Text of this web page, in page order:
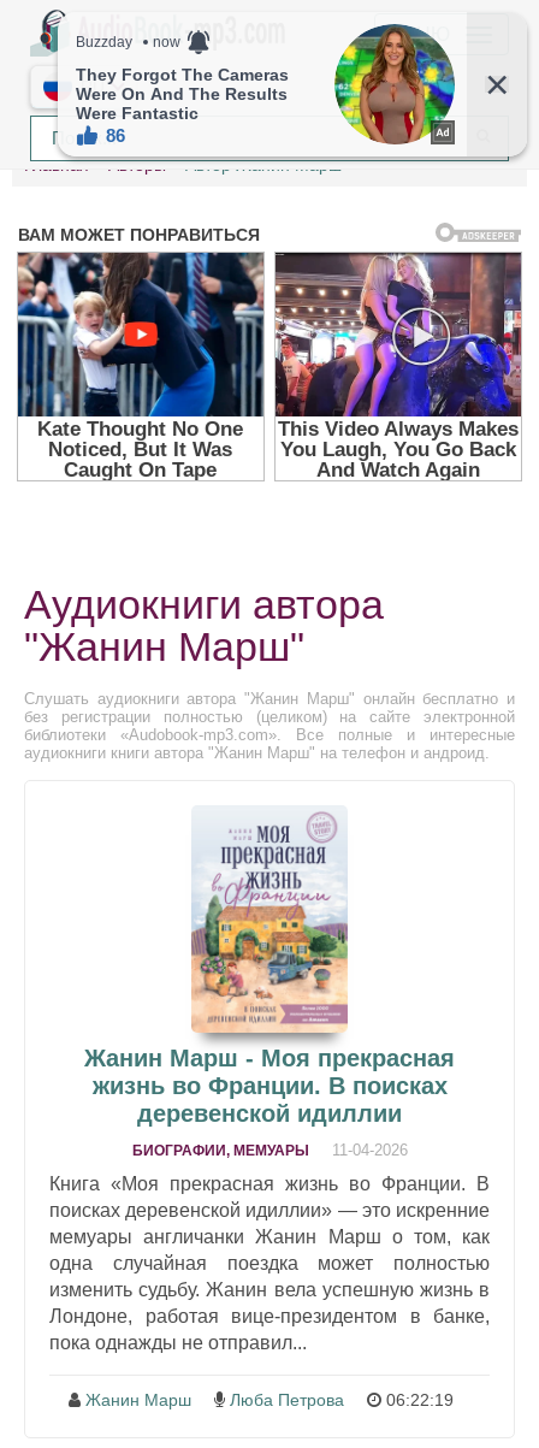
МЕНЮ
RU
Главная Авторы Автор Жанин Марш
Аудиокниги автора
"Жанин Марш"
Слушать аудиокниги автора "Жанин Марш" онлайн бесплатно и
без регистрации полностью (целиком) на сайте электронной
библиотеки «Audobook-mp3.com». Все полные и интересные
аудиокниги книги автора "Жанин Марш" на телефон и андроид.
Жанин Марш - Моя прекрасная
жизнь во Франции. В поисках
деревенской идиллии
БИОГРАФИИ, МЕМУАРЫ 11-04-2026
Книга «Моя прекрасная жизнь во Франции. В
поисках деревенской идиллии» — это искренние
мемуары англичанки Жанин Марш о том, как
одна случайная поездка может полностью
изменить судьбу. Жанин вела успешную жизнь в
Лондоне, работая вице-президентом в банке,
пока однажды не отправил...
Жанин Марш Люба Петрова 06:22:19